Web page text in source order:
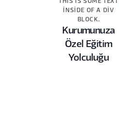
INSIDE OF A DIV
BLOCK.
Kurumunuza
Özel Eğitim
Yolculuğu